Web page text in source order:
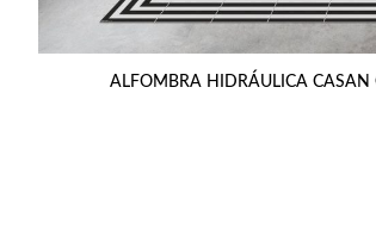
ALFOMBRA HIDRÁULICA CASAN